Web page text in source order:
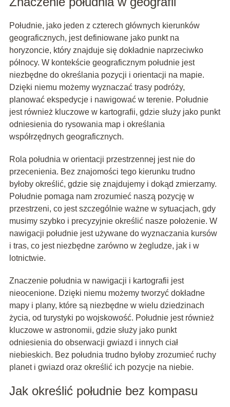
Południe, jako jeden z czterech głównych kierunków
geograficznych, jest definiowane jako punkt na
horyzoncie, który znajduje się dokładnie naprzeciwko
północy. W kontekście geograficznym południe jest
niezbędne do określania pozycji i orientacji na mapie.
Dzięki niemu możemy wyznaczać trasy podróży,
planować ekspedycje i nawigować w terenie. Południe
jest również kluczowe w kartografii, gdzie służy jako punkt
odniesienia do rysowania map i określania
współrzędnych geograficznych.
Rola południa w orientacji przestrzennej jest nie do
przecenienia. Bez znajomości tego kierunku trudno
byłoby określić, gdzie się znajdujemy i dokąd zmierzamy.
Południe pomaga nam zrozumieć naszą pozycję w
przestrzeni, co jest szczególnie ważne w sytuacjach, gdy
musimy szybko i precyzyjnie określić nasze położenie. W
nawigacji południe jest używane do wyznaczania kursów
i tras, co jest niezbędne zarówno w żegludze, jak i w
lotnictwie.
Znaczenie południa w nawigacji i kartografii jest
nieocenione. Dzięki niemu możemy tworzyć dokładne
mapy i plany, które są niezbędne w wielu dziedzinach
życia, od turystyki po wojskowość. Południe jest również
kluczowe w astronomii, gdzie służy jako punkt
odniesienia do obserwacji gwiazd i innych ciał
niebieskich. Bez południa trudno byłoby zrozumieć ruchy
planet i gwiazd oraz określić ich pozycje na niebie.
Jak określić południe bez kompasu